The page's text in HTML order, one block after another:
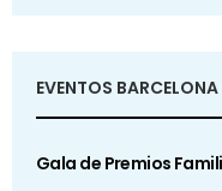
EVENTOS BARCELONA
Gala de Premios